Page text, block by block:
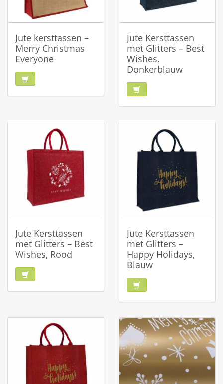
Jute kersttassen –
Merry Christmas
Everyone
Jute Kersttassen
met Glitters – Best
Wishes,
Donkerblauw
Jute Kersttassen
met Glitters – Best
Wishes, Rood
Jute Kersttassen
met Glitters –
Happy Holidays,
Blauw